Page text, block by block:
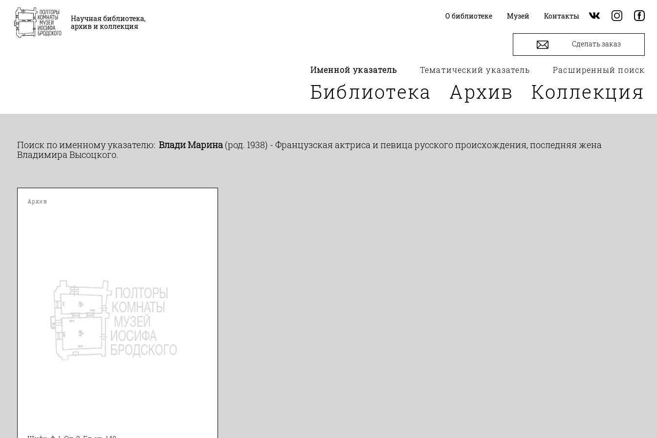
Научная библиотека,
архив и коллекция
О библиотеке Музей Контакты
Именной указатель Тематический указатель Расширенный поиск
Сделать заказ
Библиотека Архив Коллекция
Поиск по именному указателю: Влади Марина (род. 1938) - Французская актриса и певица русского происхождения, последняя жена
Владимира Высоцкого.
Архив